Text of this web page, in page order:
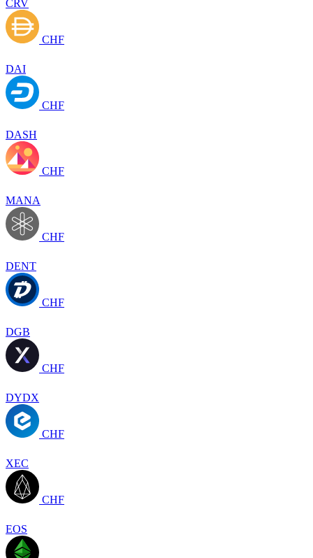
CRV
CHF
DAI
CHF
DASH
CHF
MANA
CHF
DENT
CHF
DGB
CHF
DYDX
CHF
XEC
CHF
EOS